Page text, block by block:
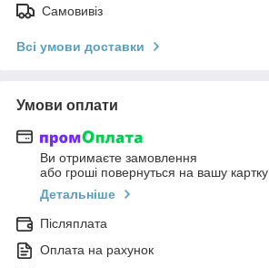
Самовивіз
Всі умови доставки
Умови оплати
Ви отримаєте замовлення
або гроші повернуться на вашу картку
Детальніше
Післяплата
Оплата на рахунок